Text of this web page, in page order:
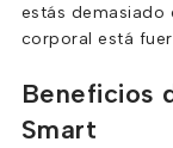
estás demasiado
corporal está
Beneficios
Smart